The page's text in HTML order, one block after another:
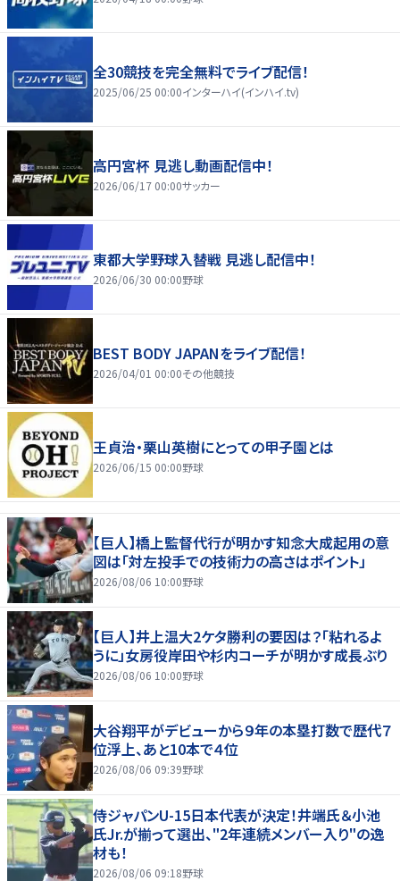
全30競技を完全無料でライブ配信！
2025/06/25 00:00インターハイ(インハイ.tv)
高円宮杯 見逃し動画配信中！
2026/06/17 00:00サッカー
東都大学野球入替戦 見逃し配信中！
2026/06/30 00:00野球
BEST BODY JAPANをライブ配信！
2026/04/01 00:00その他競技
王貞治・栗山英樹にとっての甲子園とは
2026/06/15 00:00野球
【巨人】橋上監督代行が明かす知念大成起用の意
図は「対左投手での技術力の高さはポイント」
2026/08/06 10:00野球
【巨人】井上温大2ケタ勝利の要因は？「粘れるよ
うに」女房役岸田や杉内コーチが明かす成長ぶり
2026/08/06 10:00野球
大谷翔平がデビューから９年の本塁打数で歴代７
位浮上、あと10本で４位
2026/08/06 09:39野球
侍ジャパンU-15日本代表が決定！井端氏＆小池
氏Jr.が揃って選出、"2年連続メンバー入り"の逸
材も！
2026/08/06 09:18野球